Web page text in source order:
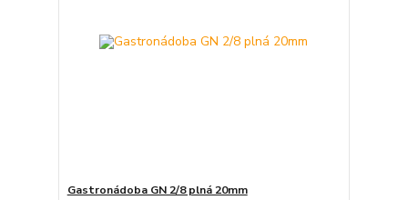
Gastronádoba GN 2/8 plná 20mm